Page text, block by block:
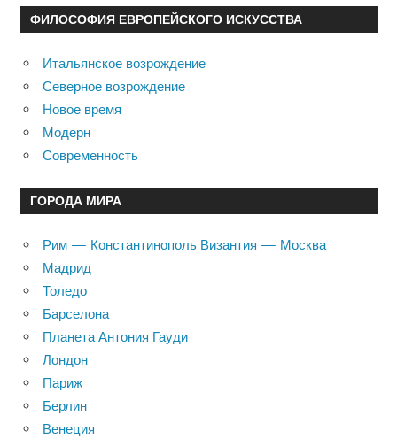
ФИЛОСОФИЯ ЕВРОПЕЙСКОГО ИСКУССТВА
Итальянское возрождение
Северное возрождение
Новое время
Модерн
Современность
ГОРОДА МИРА
Рим — Константинополь Византия — Москва
Мадрид
Толедо
Барселона
Планета Антония Гауди
Лондон
Париж
Берлин
Венеция